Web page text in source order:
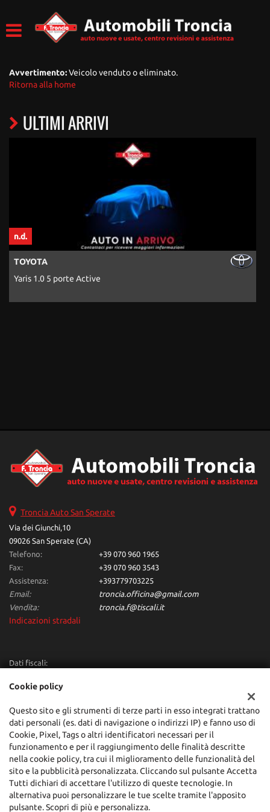
Avvertimento:Veicolo venduto o eliminato.
Ritorna alla home
ULTIMI ARRIVI
n.d.
TOYOTA
Yaris 1.0 5 porte Active
Troncia Auto San Sperate
Via dei Giunchi,10
09026 San Sperate (CA)
Telefono:
+39 070 960 1965
Fax:
+39 070 960 3543
Assistenza:
+393779703225
Email:
troncia.officina@gmail.com
Vendita:
troncia.f@tiscali.it
Indicazioni stradali
Dati fiscali:
Via dei Giunchi,10, San Sperate (CA)
Registro delle imprese:CA
Cookie policy
Questo sito e gli strumenti di terze parti in esso integrati trattano
dati personali (es. dati di navigazione o indirizzi IP) e fanno uso di
Cookie, Pixel, Tags o altri identificatori necessari per il
funzionamento e per il raggiungimento delle finalità descritte
nella cookie policy, tra cui il miglioramento delle funzionalità del
sito e la pubblicità personalizzata. Cliccando sul pulsante Accetta
Tutti dichiari di accettare l'utilizzo di queste tecnologie. In
alternativa puoi personalizzare le tue scelte tramite l'apposito
pulsante. Scopri di più e personalizza.